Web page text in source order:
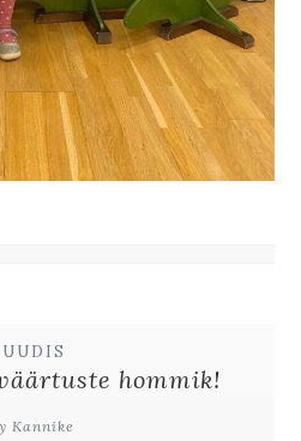
UUDIS
hommik!
Kannike